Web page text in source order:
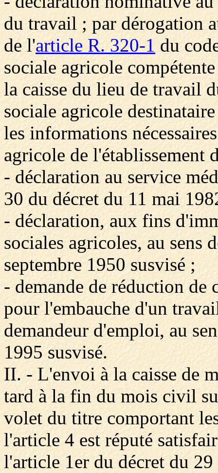
du travail ; par dérogation
de l'article R. 320-1du
sociale agricole
la caisse du lieu de travail
sociale agricole
les informations
agricole de l'établissement
- déclaration au service
30 du décret du 11 mai
- déclaration, aux fins
sociales agricoles, au sens
septembre 1950 susvisé ;
- demande de réduction de
pour l'embauche d'un
demandeur d'emploi, au
1995 susvisé.
II. - L'envoi à la caisse de
tard à la fin du mois civil
volet du titre comportant
l'article 4 est réputé
l'article 1er du décret du